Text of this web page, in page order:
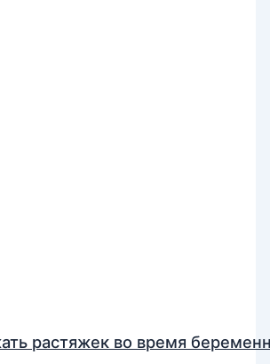
растяжек во время